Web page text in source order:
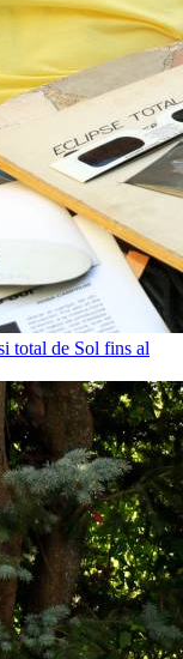
total de Sol fins al